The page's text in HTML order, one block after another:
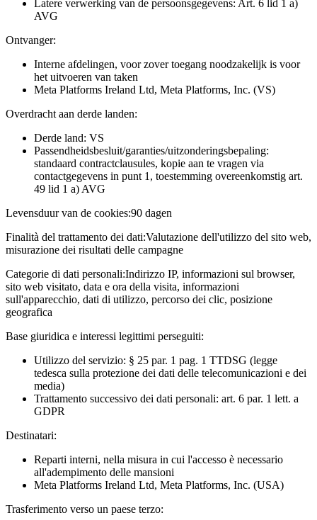
Latere verwerking van de persoonsgegevens: Art. 6 lid 1 a)
AVG
Ontvanger:
Interne afdelingen, voor zover toegang noodzakelijk is voor
het uitvoeren van taken
Meta Platforms Ireland Ltd, Meta Platforms, Inc. (VS)
Overdracht aan derde landen:
Derde land: VS
Passendheidsbesluit/garanties/uitzonderingsbepaling:
standaard contractclausules, kopie aan te vragen via
contactgegevens in punt 1, toestemming overeenkomstig art.
49 lid 1 a) AVG
Levensduur van de cookies:90 dagen
Finalità del trattamento dei dati:Valutazione dell'utilizzo del sito web,
misurazione dei risultati delle campagne
Categorie di dati personali:Indirizzo IP, informazioni sul browser,
sito web visitato, data e ora della visita, informazioni
sull'apparecchio, dati di utilizzo, percorso dei clic, posizione
geografica
Base giuridica e interessi legittimi perseguiti:
Utilizzo del servizio: § 25 par. 1 pag. 1 TTDSG (legge
tedesca sulla protezione dei dati delle telecomunicazioni e dei
media)
Trattamento successivo dei dati personali: art. 6 par. 1 lett. a
GDPR
Destinatari:
Reparti interni, nella misura in cui l'accesso è necessario
all'adempimento delle mansioni
Meta Platforms Ireland Ltd, Meta Platforms, Inc. (USA)
Trasferimento verso un paese terzo: